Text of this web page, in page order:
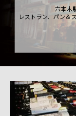
六本木
レストラン、パン＆